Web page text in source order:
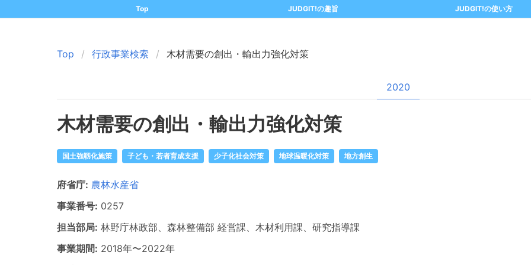
Top JUDGIT!の趣旨 JUDGIT!の使い方
Top 行政事業検索 木材需要の創出・輸出力強化対策
2020
木材需要の創出・輸出力強化対策
国土強靱化施策 子ども・若者育成支援 少子化社会対策 地球温暖化対策 地方創生
府省庁: 農林水産省
事業番号: 0257
担当部局: 林野庁林政部、森林整備部 経営課、木材利用課、研究指導課
事業期間: 2018年〜2022年